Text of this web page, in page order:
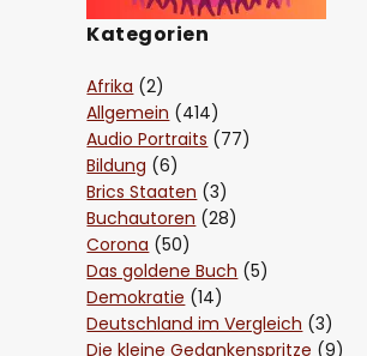
Kategorien
Afrika (2)
Allgemein (414)
Audio Portraits (77)
Bildung (6)
Brics Staaten (3)
Buchautoren (28)
Corona (50)
Das goldene Buch (5)
Demokratie (14)
Deutschland im Vergleich (3)
Die kleine Gedankenspritze (9)